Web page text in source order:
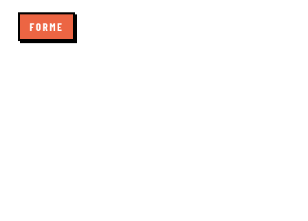
FORME